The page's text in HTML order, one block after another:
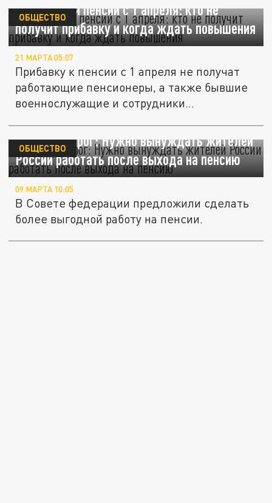
Индексация пенсий с 1 апреля: кто не
получит прибавку и когда ждать повышения
ОБЩЕСТВО
21 МАРТА 05:07
Прибавку к пенсии с 1 апреля не получат
работающие пенсионеры, а также бывшие
военнослужащие и сотрудники...
Сенатор Мурог: Нужно вынуждать жителей
России работать после выхода на пенсию
ОБЩЕСТВО
09 МАРТА 10:05
В Совете федерации предложили сделать
более выгодной работу на пенсии.